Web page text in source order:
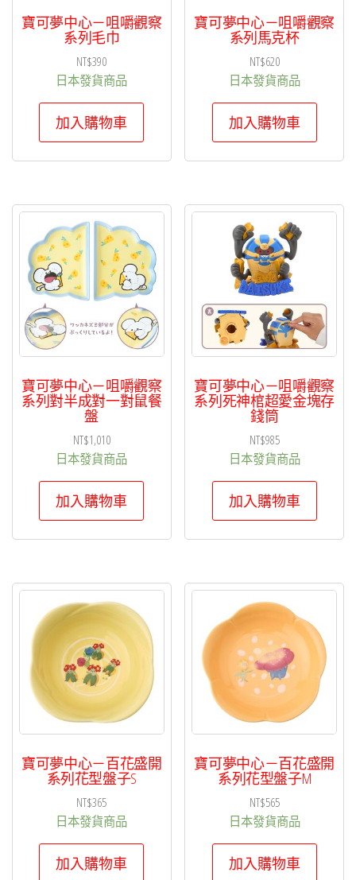
寶可夢中心－咀嚼觀察
系列毛巾
NT$390
日本發貨商品
加入購物車
寶可夢中心－咀嚼觀察
系列馬克杯
NT$620
日本發貨商品
加入購物車
寶可夢中心－咀嚼觀察
系列對半成對一對鼠餐
盤
NT$1,010
日本發貨商品
加入購物車
寶可夢中心－咀嚼觀察
系列死神棺超愛金塊存
錢筒
NT$985
日本發貨商品
加入購物車
寶可夢中心－百花盛開
系列花型盤子S
NT$365
日本發貨商品
加入購物車
寶可夢中心－百花盛開
系列花型盤子M
NT$565
日本發貨商品
加入購物車